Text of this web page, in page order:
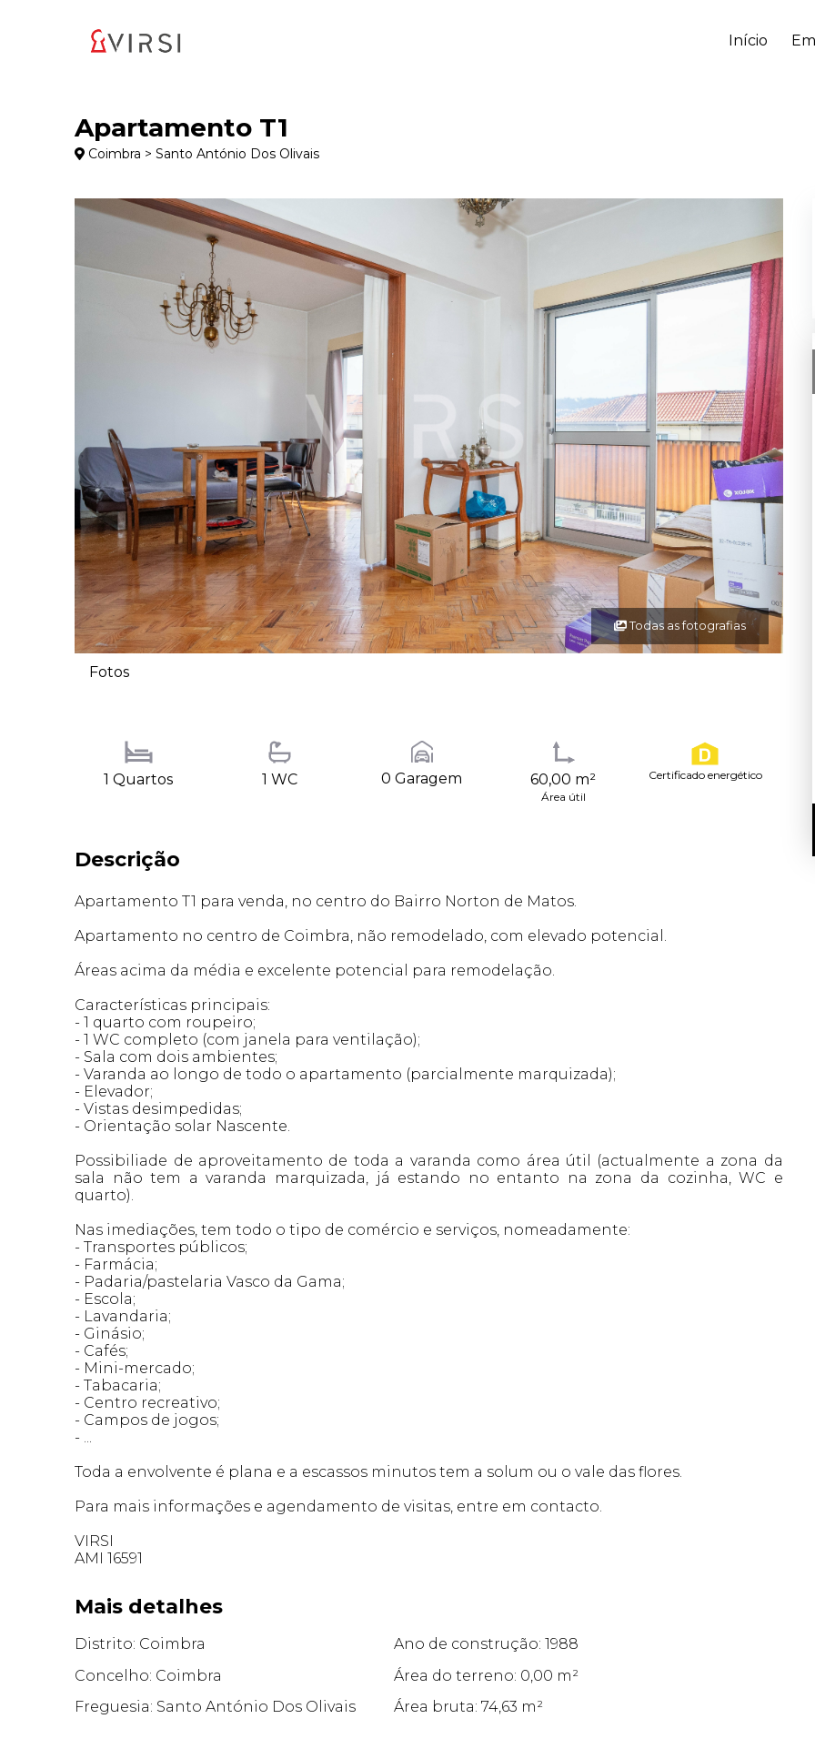
Início
Apartamento T1
Coimbra > Santo António Dos Olivais
Todas as fotografias
Fotos
1 Quartos 1 WC 0 Garagem 60,00 m²
Área útil
Certificado energético
Descrição
Apartamento T1 para venda, no centro do Bairro Norton de Matos.
Apartamento no centro de Coimbra, não remodelado, com elevado potencial.
Áreas acima da média e excelente potencial para remodelação.
Características principais:
- 1 quarto com roupeiro;
- 1 WC completo (com janela para ventilação);
- Sala com dois ambientes;
- Varanda ao longo de todo o apartamento (parcialmente marquizada);
- Elevador;
- Vistas desimpedidas;
- Orientação solar Nascente.
Possibiliade de aproveitamento de toda a varanda como área útil (actualmente a zona da
sala não tem a varanda marquizada, já estando no entanto na zona da cozinha, WC e
quarto).
Nas imediações, tem todo o tipo de comércio e serviços, nomeadamente:
- Transportes públicos;
- Farmácia;
- Padaria/pastelaria Vasco da Gama;
- Escola;
- Lavandaria;
- Ginásio;
- Cafés;
- Mini-mercado;
- Tabacaria;
- Centro recreativo;
- Campos de jogos;
- ...
Toda a envolvente é plana e a escassos minutos tem a solum ou o vale das flores.
Para mais informações e agendamento de visitas, entre em contacto.
VIRSI
AMI 16591
Mais detalhes
Distrito: Coimbra
Ano de construção: 1988
Concelho: Coimbra
Área do terreno: 0,00 m²
Freguesia: Santo António Dos Olivais
Área bruta: 74,63 m²